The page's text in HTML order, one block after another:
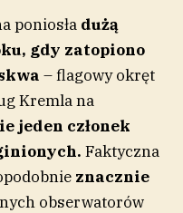
poniosła dużą
gdy zatopiono
– flagowy okręt
Kremla na
jeden członek
Faktyczna
znacznie
obserwatorów